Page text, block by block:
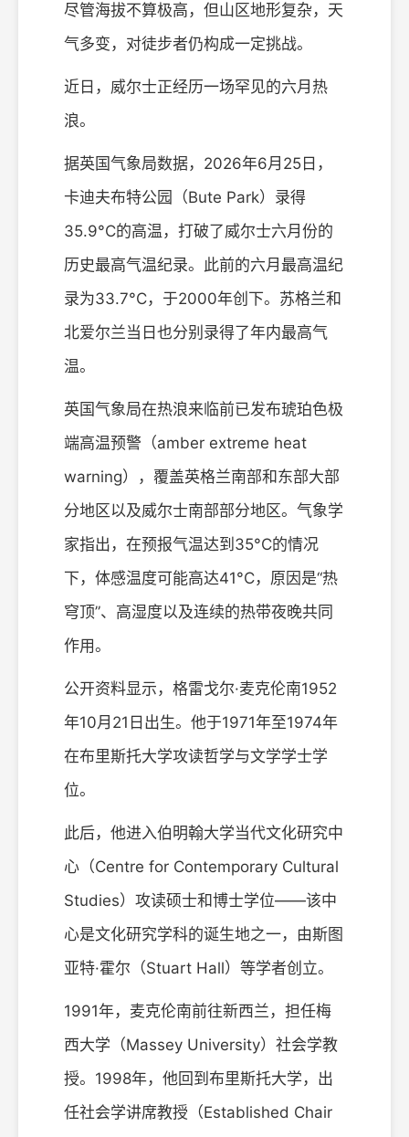
尽管海拔不算极高，但山区地形复杂，天
气多变，对徒步者仍构成一定挑战。
近日，威尔士正经历一场罕见的六月热
浪。
据英国气象局数据，2026年6月25日，
卡迪夫布特公园（Bute Park）录得
35.9°C的高温，打破了威尔士六月份的
历史最高气温纪录。此前的六月最高温纪
录为33.7°C，于2000年创下。苏格兰和
北爱尔兰当日也分别录得了年内最高气
温。
英国气象局在热浪来临前已发布琥珀色极
端高温预警（amber extreme heat
warning），覆盖英格兰南部和东部大部
分地区以及威尔士南部部分地区。气象学
家指出，在预报气温达到35°C的情况
下，体感温度可能高达41°C，原因是“热
穹顶”、高湿度以及连续的热带夜晚共同
作用。
公开资料显示，格雷戈尔·麦克伦南1952
年10月21日出生。他于1971年至1974年
在布里斯托大学攻读哲学与文学学士学
位。
此后，他进入伯明翰大学当代文化研究中
心（Centre for Contemporary Cultural
Studies）攻读硕士和博士学位——该中
心是文化研究学科的诞生地之一，由斯图
亚特·霍尔（Stuart Hall）等学者创立。
1991年，麦克伦南前往新西兰，担任梅
西大学（Massey University）社会学教
授。1998年，他回到布里斯托大学，出
任社会学讲席教授（Established Chair